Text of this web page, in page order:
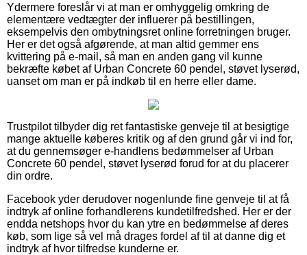
Ydermere foreslår vi at man er omhyggelig omkring de
elementære vedtægter der influerer på bestillingen,
eksempelvis den ombytningsret online forretningen bruger.
Her er det også afgørende, at man altid gemmer ens
kvittering på e-mail, så man en anden gang vil kunne
bekræfte købet af Urban Concrete 60 pendel, støvet lyserød,
uanset om man er på indkøb til en herre eller dame.
Trustpilot tilbyder dig ret fantastiske genveje til at besigtige
mange aktuelle køberes kritik og af den grund går vi ind for,
at du gennemsøger e-handlens bedømmelser af Urban
Concrete 60 pendel, støvet lyserød forud for at du placerer
din ordre.
Facebook yder derudover nogenlunde fine genveje til at få
indtryk af online forhandlerens kundetilfredshed. Her er der
endda netshops hvor du kan ytre en bedømmelse af deres
køb, som lige så vel må drages fordel af til at danne dig et
indtryk af hvor tilfredse kunderne er.